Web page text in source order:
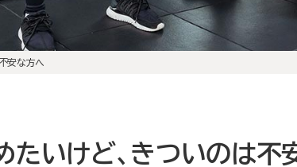
初回体験の流れ
店舗案内
トレーナー紹介
安な方へ
たいけど、きついのは不